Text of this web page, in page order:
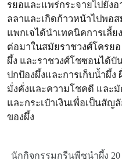
รยอและแพร่กระจายไปยัง
ลลาและเกิดก้าวหน้าไปพอ
แพกเจได้นำเทคนิคการเลี้
ต่อมาในสมัยราชวงศ์โครย
ผึ้ง และราชวงศ์โชซอนได้บั
ปกป้องผึ้งและการเก็บน้ำผึ้
มั่งคั่งและความโชคดี และ
และกระเป๋าเงินเพื่อเป็นสั
ของผึ้ง
นักกิจกรรมกรีนพีซนำผึ้ง